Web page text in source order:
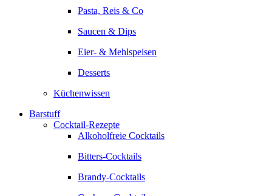
Pasta, Reis & Co
Saucen & Dips
Eier- & Mehlspeisen
Desserts
Küchenwissen
Barstuff
Cocktail-Rezepte
Alkoholfreie Cocktails
Bitters-Cocktails
Brandy-Cocktails